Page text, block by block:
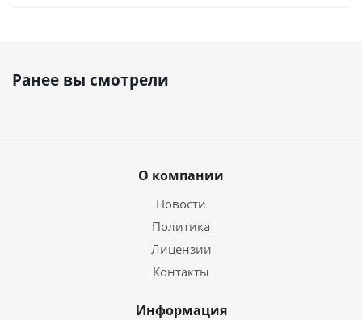
Ранее вы смотрели
О компании
Новости
Политика
Лицензии
Контакты
Информация